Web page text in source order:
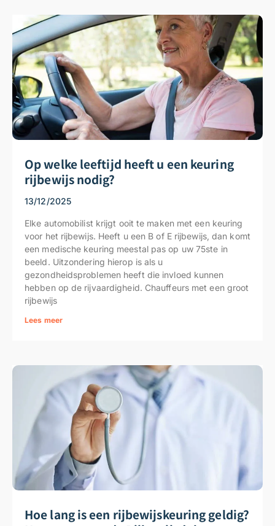
Op welke leeftijd heeft u een keuring
rijbewijs nodig?
13/12/2025
Elke automobilist krijgt ooit te maken met een keuring
voor het rijbewijs. Heeft u een B of E rijbewijs, dan komt
een medische keuring meestal pas op uw 75ste in
beeld. Uitzondering hierop is als u
gezondheidsproblemen heeft die invloed kunnen
hebben op de rijvaardigheid. Chauffeurs met een groot
rijbewijs
Lees meer
Hoe lang is een rijbewijskeuring geldig?